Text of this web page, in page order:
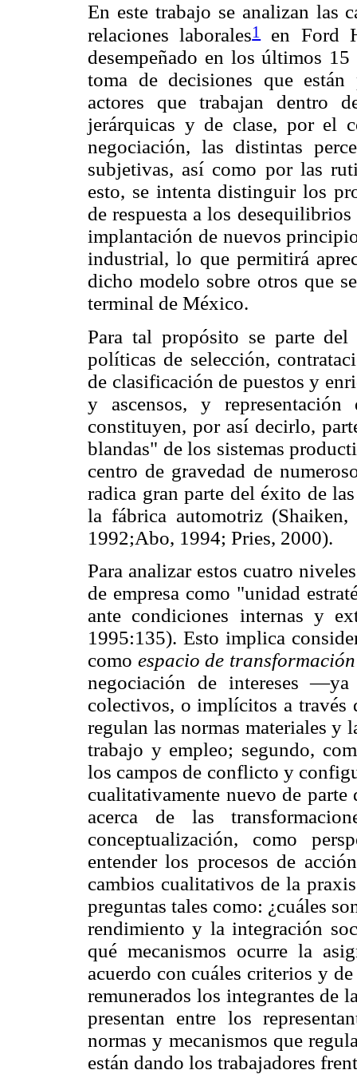
En este trabajo se analizan las
relaciones laborales1en Ford
desempeñado en los últimos
toma de decisiones que
actores que trabajan dentro
jerárquicas y de clase, por el
negociación, las distintas
subjetivas, así como por las
esto, se intenta distinguir los
de respuesta a los
implantación de nuevos
industrial, lo que permitirá
dicho modelo sobre otros que
terminal de México.
Para tal propósito se parte del
políticas de selección,
de clasificación de puestos y
y ascensos, y representación
constituyen, por así decirlo,
blandas" de los sistemas
centro de gravedad de
radica gran parte del éxito de
la fábrica automotriz
1992;Abo, 1994; Pries, 2000).
Para analizar estos cuatro
de empresa como "unidad
ante condiciones internas y
1995:135). Esto implica
como espacio de transformación
negociación de intereses
colectivos, o implícitos a
regulan las normas materiales y
trabajo y empleo; segundo,
los campos de conflicto y
cualitativamente nuevo de
acerca de las
conceptualización, como
entender los procesos de
cambios cualitativos de la
preguntas tales como: ¿cuáles
rendimiento y la integración
qué mecanismos ocurre la
acuerdo con cuáles criterios y
remunerados los integrantes de
presentan entre los
normas y mecanismos que
están dando los trabajadores